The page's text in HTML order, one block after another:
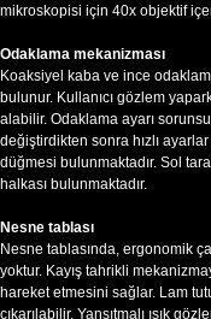
mikroskopisi için 40x objektif
Odaklama mekanizması
Koaksiyel kaba ve ince
bulunur. Kullanıcı gözlem
alabilir. Odaklama ayarı
değiştirdikten sonra hızlı
düğmesi bulunmaktadır. Sol
halkası bulunmaktadır.
Nesne tablası
Nesne tablasında, ergonomik
yoktur. Kayış tahrikli
hareket etmesini sağlar. Lam
çıkarılabilir. Yansıtmalı ışık